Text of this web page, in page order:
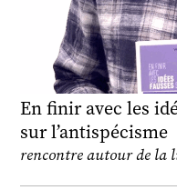
En finir avec les
sur l’antispécisme
rencontre autour de la